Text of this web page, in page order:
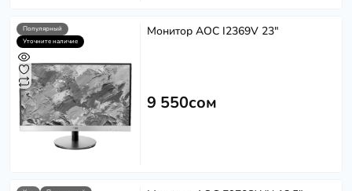
Популярный
Уточните наличие
Монитор AOC I2369V 23"
9 550сом